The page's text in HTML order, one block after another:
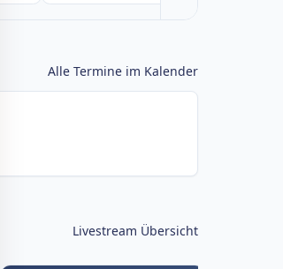
Alle Termine im Kalender
Livestream Übersicht